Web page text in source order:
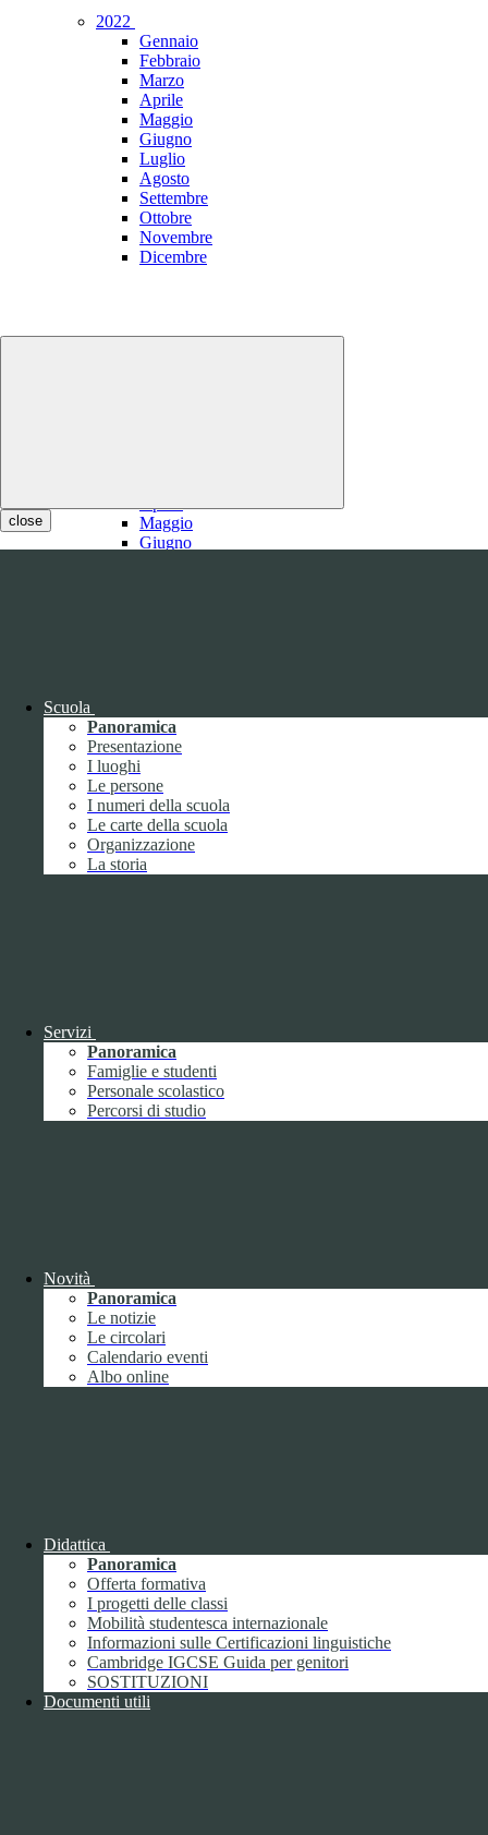
close
Scuola
Panoramica
Presentazione
I luoghi
Le persone
I numeri della scuola
Le carte della scuola
Organizzazione
La storia
Servizi
Panoramica
Famiglie e studenti
Personale scolastico
Percorsi di studio
Novità
Panoramica
Le notizie
Le circolari
Calendario eventi
Albo online
Didattica
Panoramica
Offerta formativa
I progetti delle classi
Mobilità studentesca internazionale
Informazioni sulle Certificazioni linguistiche
Cambridge IGCSE Guida per genitori
SOSTITUZIONI
Documenti utili
2022
Gennaio
Febbraio
Marzo
Aprile
Maggio
Giugno
Luglio
Agosto
Settembre
Ottobre
Novembre
Dicembre
Maggio
Giugno
2020
Gennaio
Febbraio
Novembre
Dicembre1
Marzo
Aprile
Maggio
Giugno
1
Luglio
Agosto
2018
Gennaio
Febbraio
Marzo
Aprile